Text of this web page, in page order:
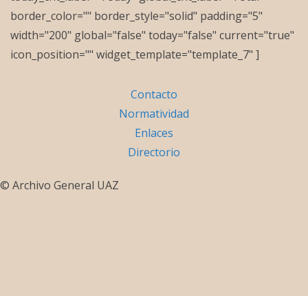
border_color="" border_style="solid" padding="5"
width="200" global="false" today="false" current="true"
icon_position="" widget_template="template_7" ]
Contacto
Normatividad
Enlaces
Directorio
© Archivo General UAZ